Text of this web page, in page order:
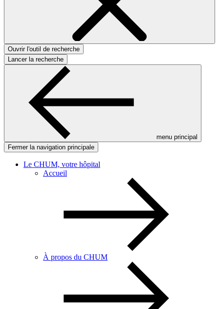
Ouvrir l'outil de recherche
Lancer la recherche
menu principal
Fermer la navigation principale
Le CHUM, votre hôpital
Accueil
À propos du CHUM